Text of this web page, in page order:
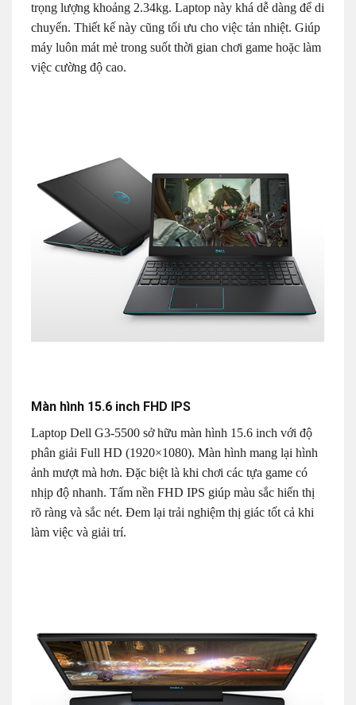
trọng lượng khoảng 2.34kg. Laptop này khá dễ dàng để di
chuyển. Thiết kế này cũng tối ưu cho việc tản nhiệt. Giúp
máy luôn mát mẻ trong suốt thời gian chơi game hoặc làm
việc cường độ cao.
Màn hình 15.6 inch FHD IPS
Laptop Dell G3-5500 sở hữu màn hình 15.6 inch với độ
phân giải Full HD (1920×1080). Màn hình mang lại hình
ảnh mượt mà hơn. Đặc biệt là khi chơi các tựa game có
nhịp độ nhanh. Tấm nền FHD IPS giúp màu sắc hiển thị
rõ ràng và sắc nét. Đem lại trải nghiệm thị giác tốt cả khi
làm việc và giải trí.